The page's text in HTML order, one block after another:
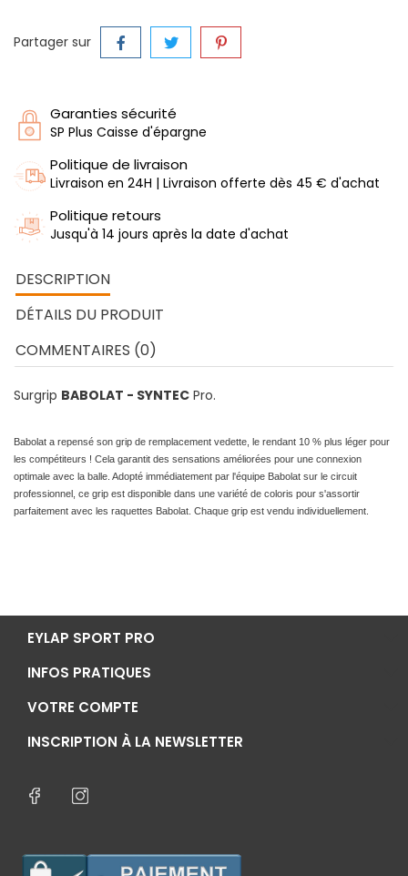
Partager sur
Garanties sécurité
SP Plus Caisse d'épargne
Politique de livraison
Livraison en 24H | Livraison offerte dès 45 € d'achat
Politique retours
Jusqu'à 14 jours après la date d'achat
DESCRIPTION
DÉTAILS DU PRODUIT
COMMENTAIRES (0)
Surgrip BABOLAT - SYNTEC Pro.
Babolat a repensé son grip de remplacement vedette, le rendant 10 % plus léger pour
les compétiteurs ! Cela garantit des sensations améliorées pour une connexion
optimale avec la balle. Adopté immédiatement par l'équipe Babolat sur le circuit
professionnel, ce grip est disponible dans une variété de coloris pour s'assortir
parfaitement avec les raquettes Babolat. Chaque grip est vendu individuellement.
EYLAP SPORT PRO
INFOS PRATIQUES
VOTRE COMPTE
INSCRIPTION À LA NEWSLETTER